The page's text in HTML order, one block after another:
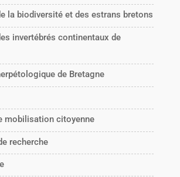
la biodiversité et des estrans bretons
invertébrés continentaux de
de Bretagne
mobilisation citoyenne
recherche